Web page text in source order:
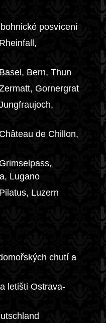
posvícení
Bern, Thun
Gornergrat
de Chillon,
Lugano
Luzern
chutí a
letišti Ostrava-